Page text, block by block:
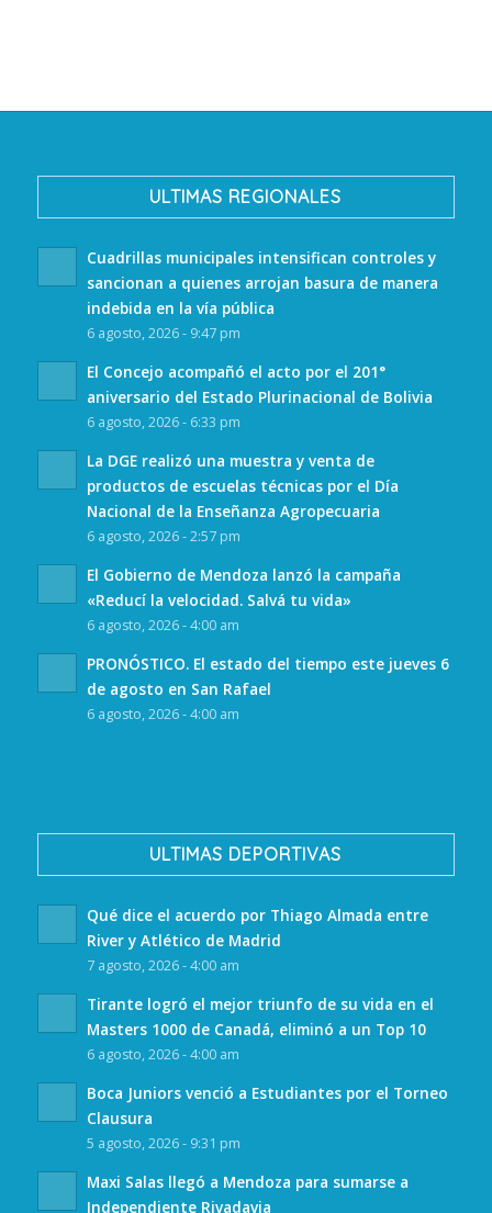
ULTIMAS REGIONALES
Cuadrillas municipales intensifican controles y
sancionan a quienes arrojan basura de manera
indebida en la vía pública
6 agosto, 2026 - 9:47 pm
El Concejo acompañó el acto por el 201°
aniversario del Estado Plurinacional de Bolivia
6 agosto, 2026 - 6:33 pm
La DGE realizó una muestra y venta de
productos de escuelas técnicas por el Día
Nacional de la Enseñanza Agropecuaria
6 agosto, 2026 - 2:57 pm
El Gobierno de Mendoza lanzó la campaña
«Reducí la velocidad. Salvá tu vida»
6 agosto, 2026 - 4:00 am
PRONÓSTICO. El estado del tiempo este jueves 6
de agosto en San Rafael
6 agosto, 2026 - 4:00 am
ULTIMAS DEPORTIVAS
Qué dice el acuerdo por Thiago Almada entre
River y Atlético de Madrid
7 agosto, 2026 - 4:00 am
Tirante logró el mejor triunfo de su vida en el
Masters 1000 de Canadá, eliminó a un Top 10
6 agosto, 2026 - 4:00 am
Boca Juniors venció a Estudiantes por el Torneo
Clausura
5 agosto, 2026 - 9:31 pm
Maxi Salas llegó a Mendoza para sumarse a
Independiente Rivadavia